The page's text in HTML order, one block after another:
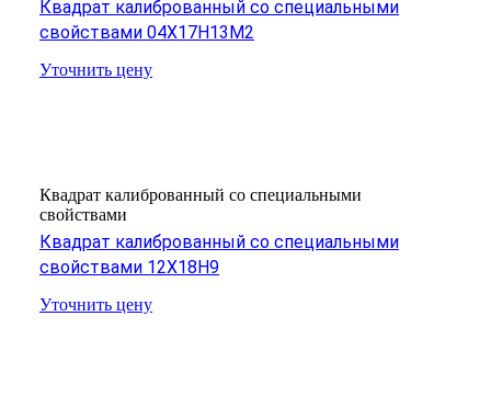
Квадрат калиброванный со специальными
свойствами 04Х17Н13М2
Уточнить цену
Квадрат калиброванный со специальными
свойствами
Квадрат калиброванный со специальными
свойствами 12Х18Н9
Уточнить цену